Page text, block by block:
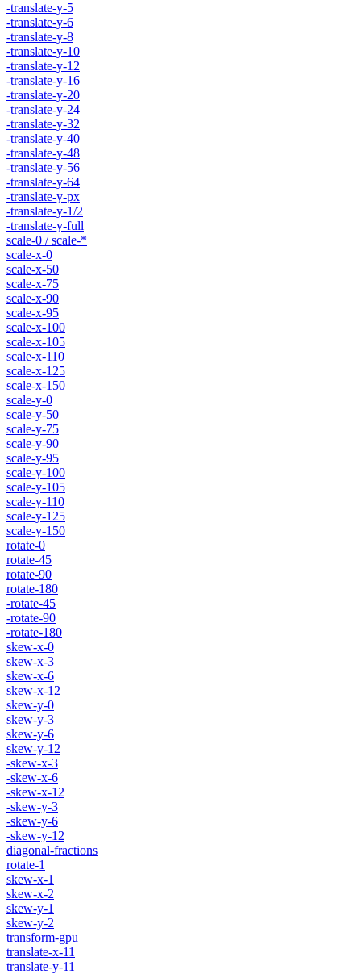
-translate-y-5
-translate-y-6
-translate-y-8
-translate-y-10
-translate-y-12
-translate-y-16
-translate-y-20
-translate-y-24
-translate-y-32
-translate-y-40
-translate-y-48
-translate-y-56
-translate-y-64
-translate-y-px
-translate-y-1/2
-translate-y-full
scale-0 / scale-*
scale-x-0
scale-x-50
scale-x-75
scale-x-90
scale-x-95
scale-x-100
scale-x-105
scale-x-110
scale-x-125
scale-x-150
scale-y-0
scale-y-50
scale-y-75
scale-y-90
scale-y-95
scale-y-100
scale-y-105
scale-y-110
scale-y-125
scale-y-150
rotate-0
rotate-45
rotate-90
rotate-180
-rotate-45
-rotate-90
-rotate-180
skew-x-0
skew-x-3
skew-x-6
skew-x-12
skew-y-0
skew-y-3
skew-y-6
skew-y-12
-skew-x-3
-skew-x-6
-skew-x-12
-skew-y-3
-skew-y-6
-skew-y-12
diagonal-fractions
rotate-1
skew-x-1
skew-x-2
skew-y-1
skew-y-2
transform-gpu
translate-x-11
translate-y-11